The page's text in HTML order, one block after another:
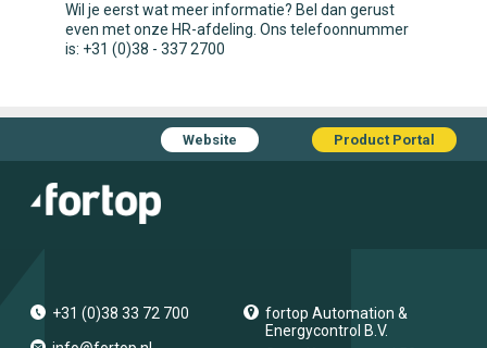
Wil je eerst wat meer informatie? Bel dan gerust
even met onze HR-afdeling. Ons telefoonnummer
is: +31 (0)38 - 337 2700
Website Product Portal
+31 (0)38 33 72 700
fortop Automation &
Energycontrol B.V.